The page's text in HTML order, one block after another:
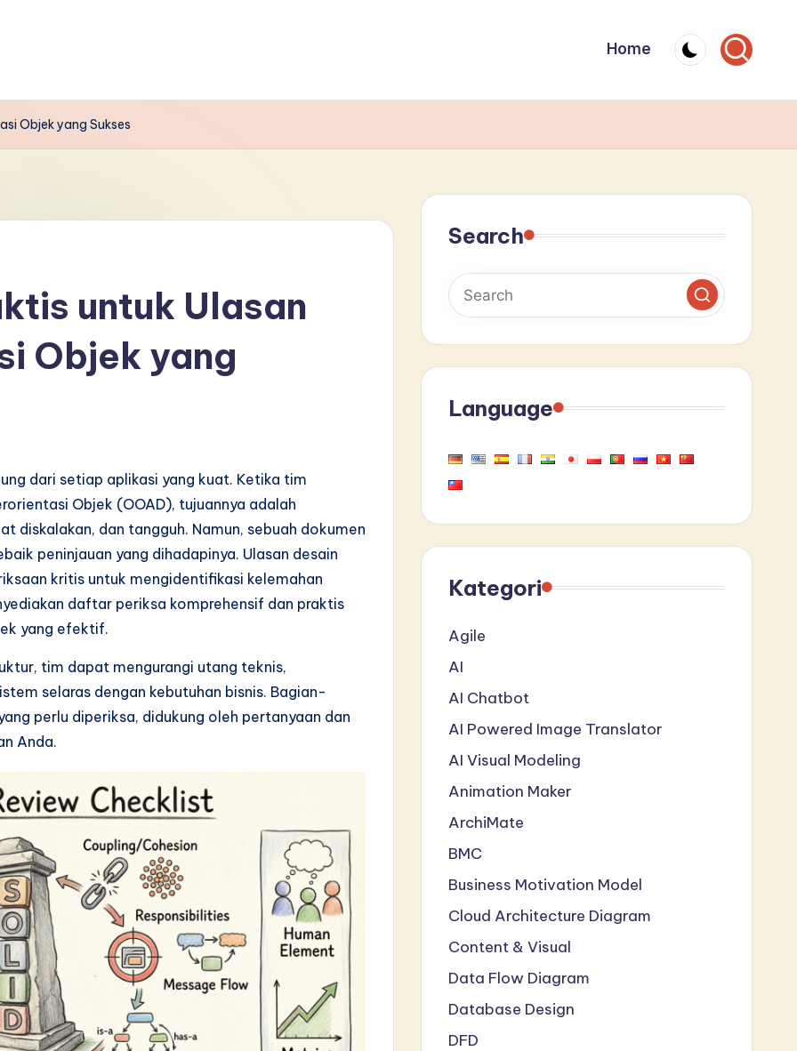
Home
Objek yang Sukses
untuk Ulasan
Objek yang
dari setiap aplikasi yang kuat. Ketika tim
Objek (OOAD), tujuannya adalah
diskalakan, dan tangguh. Namun, sebuah dokumen
peninjauan yang dihadapinya. Ulasan desain
kritis untuk mengidentifikasi kelemahan
daftar periksa komprehensif dan praktis
yang efektif.
tim dapat mengurangi utang teknis,
selaras dengan kebutuhan bisnis. Bagian-
perlu diperiksa, didukung oleh pertanyaan dan
Anda.
Search
Language
Kategori
Agile
AI
AI Chatbot
AI Powered Image Translator
AI Visual Modeling
Animation Maker
ArchiMate
BMC
Business Motivation Model
Cloud Architecture Diagram
Content & Visual
Data Flow Diagram
Database Design
DFD